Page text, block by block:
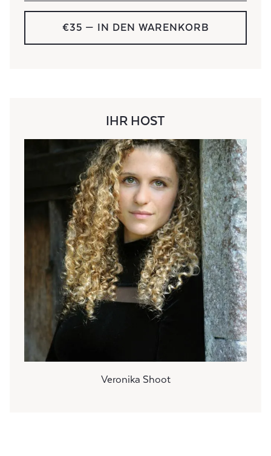
€35 — IN DEN WARENKORB
IHR HOST
Veronika Shoot